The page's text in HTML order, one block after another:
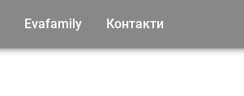
Evafamily Контакти